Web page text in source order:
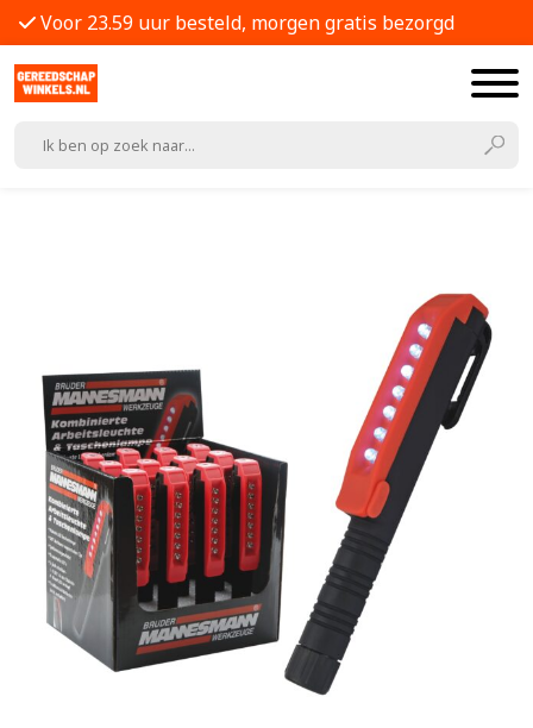
Voor 23.59 uur besteld, morgen gratis bezorgd